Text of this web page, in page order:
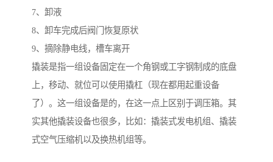
7、卸液
8、卸车完成后阀门恢复原状
9、摘除静电线，槽车离开
撬装是指一组设备固定在一个角钢或工字钢制成的底盘
上，移动、就位可以使用撬杠（现在都用起重设备
了）。这一组设备是的，在这一点上区别于调压箱。其
实其他撬装设备也很多，比如：撬装式发电机组、撬装
式空气压缩机以及换热机组等。